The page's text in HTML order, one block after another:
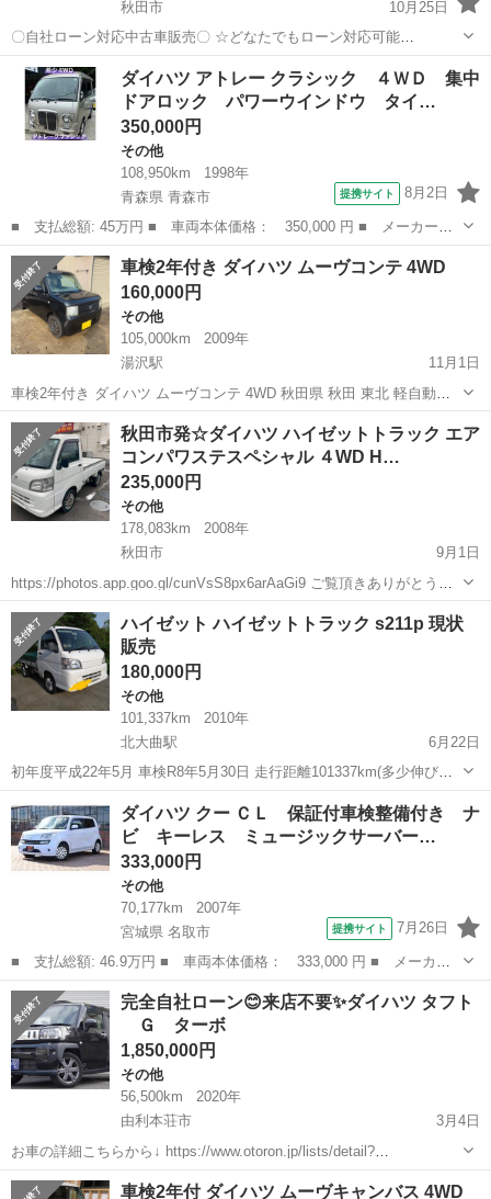
秋田市
10月25日
〇自社ローン対応中古車販売〇 ☆どなたでもローン対応可能
☆ １、勤続年数の短い方や自営業の方 ２、パートを
される主婦の方や派遣社員の方 ３、自己破産等をされた方やローンが
組めない方 ４、他社様で...
秋田 秋田市 その他 車両
ダイハツ アトレー クラシック ４ＷＤ 集中
ドアロック パワーウインドウ タイ…
350,000円
その他
108,950km
1998年
青森県 青森市
提携サイト 8月2日
■ 支払総額: 45万円 ■ 車両本体価格： 350,000 円 ■ メーカー
名： ダイハツ ■ 車種名： アトレー ■ グレード名： クラシッ
ク ４ＷＤ 集中ドアロック パワーウインドウ タイミングベルト
交換済み 青森市...
青森 青森市 その他
車検2年付き ダイハツ ムーヴコンテ 4WD
160,000円
その他
105,000km
2009年
湯沢駅
11月1日
車検2年付き ダイハツ ムーヴコンテ 4WD 秋田県 秋田 東北 軽自動車
ダイハツ ムーヴコンテ 年式 H22年、8月 車検 R9年10月26日 距離
105,000km オートマ 純正ナビ付き、テレビ、Bluetooth...
秋田 湯沢市 湯沢駅 その他 ムーヴコンテ
秋田市発☆ダイハツ ハイゼットトラック エア
コンパワステスペシャル ４WD H…
235,000円
その他
178,083km
2008年
秋田市
9月1日
https://photos.app.goo.gl/cunVsS8px6arAaGi9 ご覧頂きありがとうご
ざいます。 ☆ こちらの商品は、秋田県市からの出品になります ☆ 当
店は低価格を維持する為に全商品、未整備...
秋田 秋田市 その他
ハイゼット ハイゼットトラック s211p 現状
販売
180,000円
その他
101,337km
2010年
北大曲駅
6月22日
初年度平成22年5月 車検R8年5月30日 走行距離101337km(多少伸びま
す) ワンセグ、ナビ 、パワステありのエアコン無しになります。 家の
じいさんが新車で購入して乗っていて、免許を返納し私が通勤や家の
片付けで乗っ...
秋田 大仙市 北大曲駅 走行距離
ダイハツ クー ＣＬ 保証付車検整備付き ナ
ビ キーレス ミュージックサーバー…
333,000円
その他
70,177km
2007年
宮城県 名取市
提携サイト 7月26日
■ 支払総額: 46.9万円 ■ 車両本体価格： 333,000 円 ■ メーカー
名： ダイハツ ■ 車種名： クー ■ グレード名： ＣＬ 保証付
車検整備付き ナビ キーレス ミュージックサーバー ■ 排気
量： 1300...
宮城 名取市 その他
完全自社ローン😊来店不要✨ダイハツ タフト
Ｇ ターボ
1,850,000円
その他
56,500km
2020年
由利本荘市
3月4日
お車の詳細こちらから↓ https://www.otoron.jp/lists/detail?
carno=043191 来店不要で全国対応中🗾(※沖縄/北海道/離島除く) 携帯
さえあれば即日審査・契約もできちゃう✨...
秋田 由利本荘市 その他
車検2年付 ダイハツ ムーヴキャンバス 4WD